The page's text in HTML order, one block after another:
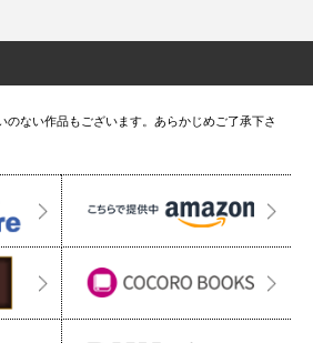
ない作品もございます。あらかじめご了承下さ